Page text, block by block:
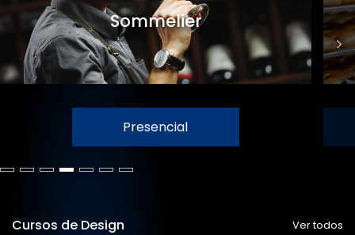
Sommelier
Presencial
Cursos de Design Ver todos